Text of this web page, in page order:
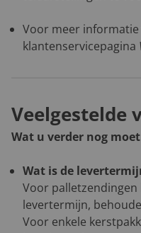
Voor meer informatie
klantenservicepagina
Veelgestelde
Wat u verder nog
Wat is de
Voor
levertermijn,
Voor enkele